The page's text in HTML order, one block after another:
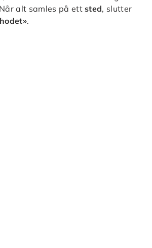
alt samles på ettsted, slutter
hodet».